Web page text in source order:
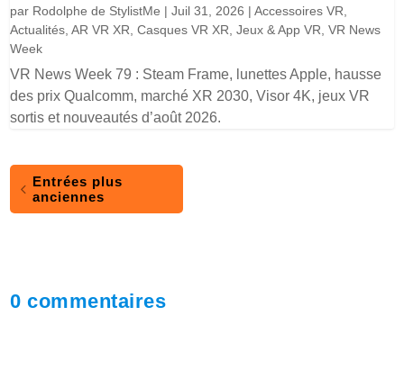
par Rodolphe de StylistMe |Juil 31, 2026 |Accessoires VR
Actualités ,AR VR XR ,Casques VR XR ,Jeux & App VR ,VR News
Week
VR News Week 79 : Steam Frame, lunettes Apple, hausse
des prix Qualcomm, marché XR 2030, Visor 4K, jeux VR
sortis et nouveautés d’août 2026.
Entrées plus
anciennes
0 commentaires